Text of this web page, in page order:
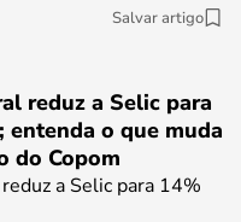
Salvar artigo
reduz a Selic para
entenda o que muda
do Copom
a Selic para 14%